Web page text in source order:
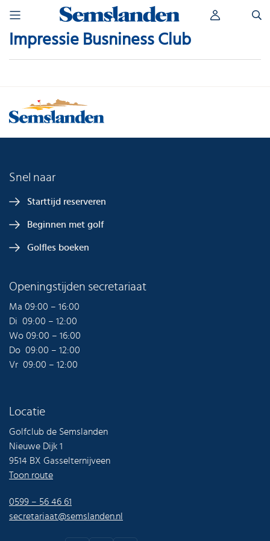
naar:
Impressie Busniness Club
Snel naar
Starttijd reserveren
Beginnen met golf
Golfles boeken
Openingstijden secretariaat
Ma 09:00 – 16:00
Di 09:00 – 12:00
Wo 09:00 – 16:00
Do 09:00 – 12:00
Vr 09:00 – 12:00
Locatie
Golfclub de Semslanden
Nieuwe Dijk 1
9514 BX Gasselternijveen
Toon route
0599 – 56 46 61
secretariaat@semslanden.nl